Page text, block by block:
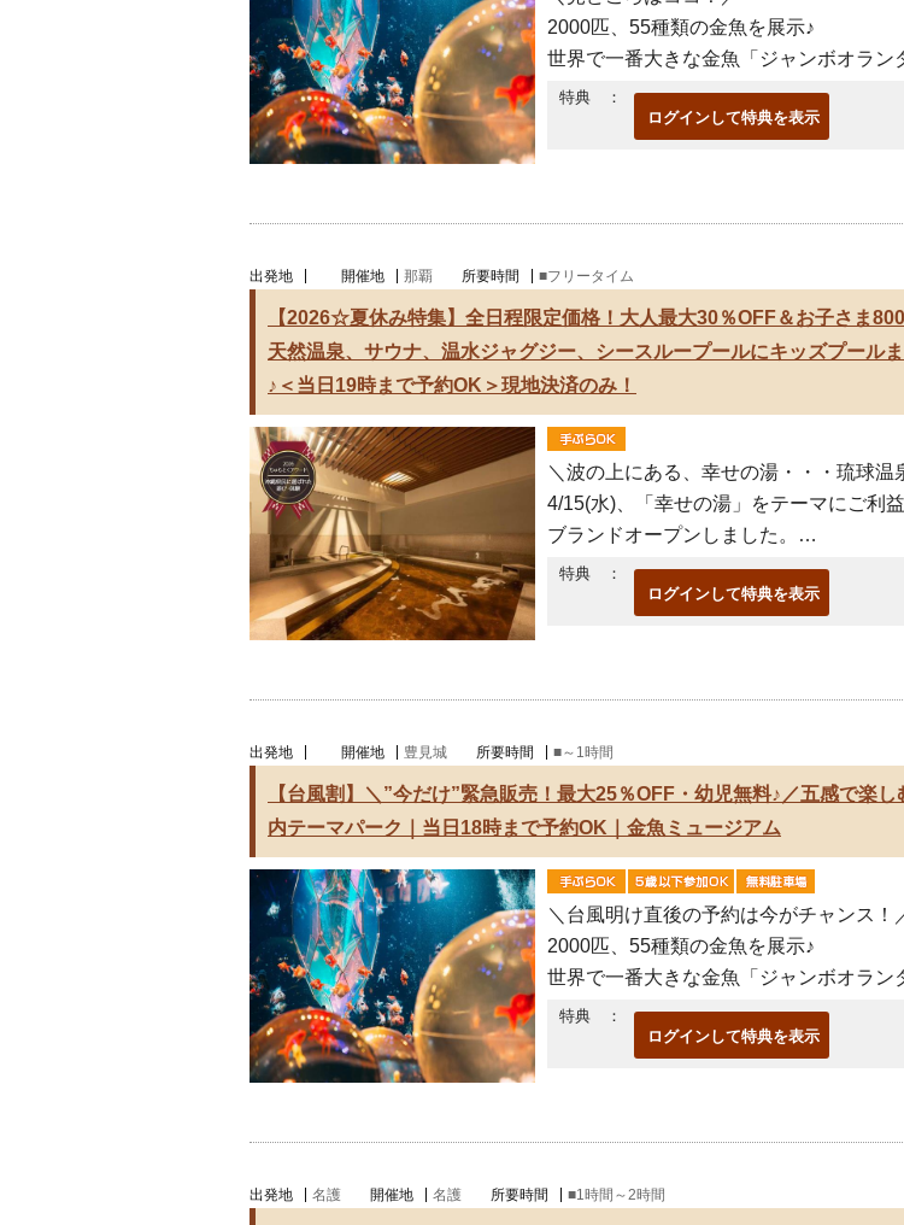
2000匹、55種類の金魚を展示♪
世界で一番大きな金魚「ジャンボオラン
球王国(沖縄)に伝わり日本各地に広がっ
金魚ミュージアム最大の3m超大型水槽に
特典 ：
ログインして特典を表示
出発地 開催地 那覇 所要時間 ■フリータイム
【2026☆夏休み特集】全日程限定価格！大人最大30％OFF＆お子さま
天然温泉、サウナ、温水ジャグジー、シースループールにキッズプール
♪＜当日19時まで予約OK＞現地決済のみ！
＼波の上にある、幸せの湯・・・琉球温
4/15(水)、「幸せの湯」をテーマにご利
ブランドオープンしました。
湯みくじや絵馬奉納ができる新しい温泉
特典 ：
ログインして特典を表示
出発地 開催地 豊見城 所要時間 ■～1時間
【台風割】＼”今だけ”緊急販売！最大25％OFF・幼児無料♪／五感で楽
内テーマパーク｜当日18時まで予約OK｜金魚ミュージアム
＼台風明け直後の予約は今がチャンス！
2000匹、55種類の金魚を展示♪
世界で一番大きな金魚「ジャンボオラン
球王国(沖縄)に伝わり日本各地に広がっ
金魚ミュージアム最大の
特典 ：
ログインして特典を表示
出発地 名護 開催地 名護 所要時間 ■1時間～2時間